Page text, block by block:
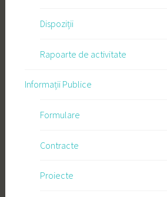
Dispoziții
Rapoarte de activitate
Informații Publice
Formulare
Contracte
Proiecte